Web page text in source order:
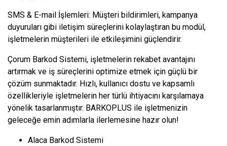
SMS & E-mail İşlemleri: Müşteri bildirimleri, kampanya
duyuruları gibi iletişim süreçlerini kolaylaştıran bu modül,
işletmelerin müşterileri ile etkileşimini güçlendirir.
Çorum Barkod Sistemi, işletmelerin rekabet avantajını
artırmak ve iş süreçlerini optimize etmek için güçlü bir
çözüm sunmaktadır. Hızlı, kullanıcı dostu ve kapsamlı
özellikleriyle işletmelerin her türlü ihtiyacını karşılamaya
yönelik tasarlanmıştır. BARKOPLUS ile işletmenizin
geleceğe emin adımlarla ilerlemesine hazır olun!
Alaca Barkod Sistemi